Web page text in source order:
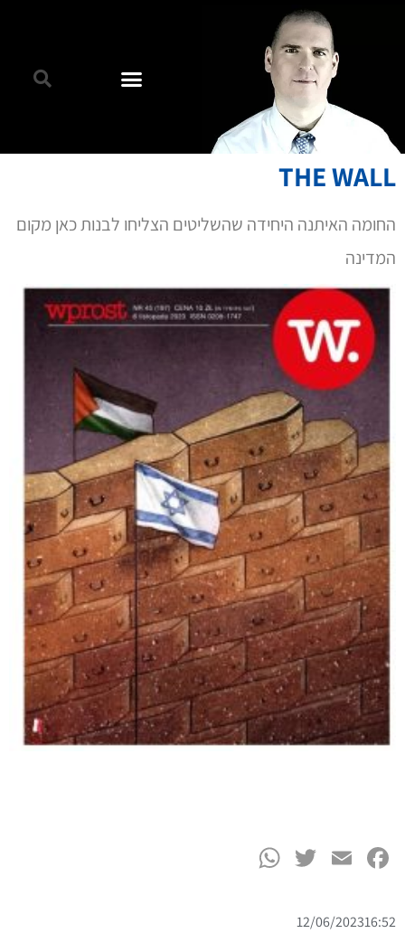
THE WALL
החומה האיתנה היחידה שהשליטים הצליחו לבנות כאן מקום
המדינה
Facebook
Email
Twitter
16:52
12/06/2023